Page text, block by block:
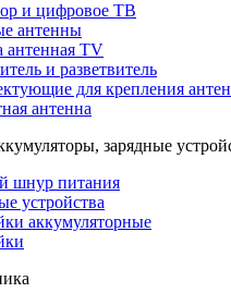
и цифровое ТВ
антенны
антенная TV
и разветвитель
для крепления
антенна
зарядные
шнур питания
устройства
аккумуляторные